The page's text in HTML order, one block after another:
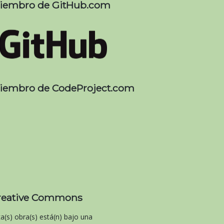
de GitHub.com
de CodeProject.com
Commons
obra(s) está(n) bajo una